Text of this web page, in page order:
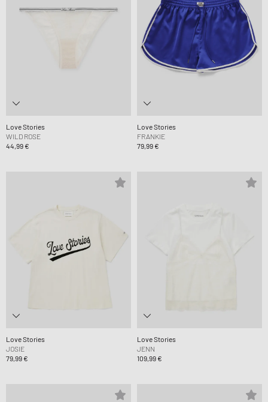
Love Stories
WILD ROSE
44,99 €
Love Stories
FRANKIE
79,99 €
Love Stories
JOSIE
79,99 €
Love Stories
JENN
109,99 €